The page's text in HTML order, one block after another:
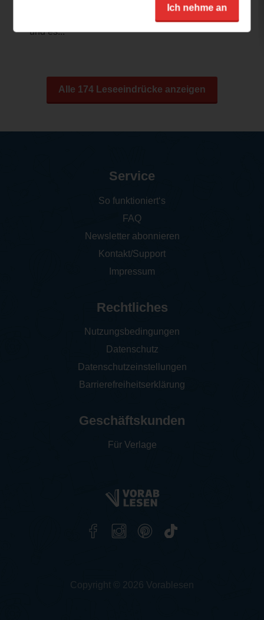
Mir hat die Leseprobe sehr gut gefallen. Das
Cover finde ich recht ansprechend gestaltet
und es...
Alle 174 Leseeindrücke anzeigen
Ich nehme an
Service
So funktioniert‘s
FAQ
Newsletter abonnieren
Kontakt/Support
Impressum
Rechtliches
Nutzungsbedingungen
Datenschutz
Datenschutzeinstellungen
Barrierefreiheitserklärung
Geschäftskunden
Für Verlage
Copyright © 2026 Vorablesen